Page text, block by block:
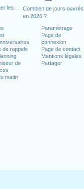
les
Combien de jours ouvrés
en 2026 ?
de rappels
de
matin
Paramétrage
Page de
connexion
Page de contact
Mentions légales
Partager